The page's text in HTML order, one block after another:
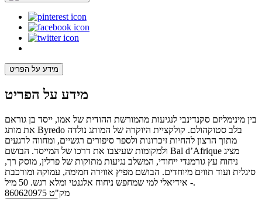
מידע על הפריט
מידע על הפריט
בין מינימליזם סקנדינבי לנגיעות מהמורשת ההודית של אמו, ייסד בן גוראם
את מותג Byredo בלב סטוקהולם. קולקציית היוקרה של המותג נולדה
מתוך הרצון להחיות זיכרונות ולספר סיפורים רגשיים, ומחווה לרגעים
ולמקומות שעיצבו את דרכו של המייסד. הבושם Bal d’Afrique מציג
ניחוח עץ גורמנדי ייחודי, המשלב נגיעות מתוקות של פרלין, מוסק רך,
סיגלית ועוד תווים מיוחדים. הבושם מפיץ אווירה חמימה, עמוקה ומורכבת
- אידיאלי למי שמחפש ניחוח אלגנטי ומלא רגש. 50 מיל.
מק"ט 860620975